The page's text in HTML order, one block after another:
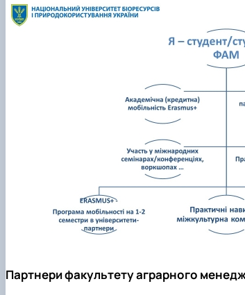
Партнери факультету аграрного